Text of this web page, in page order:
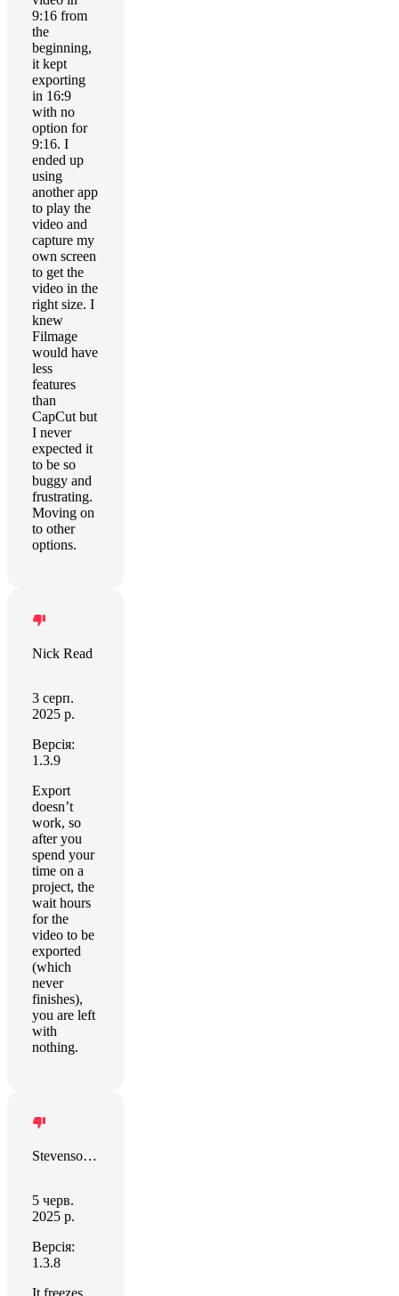
9:16 from
the
beginning,
it kept
exporting
in 16:9
with no
option for
9:16. I
ended up
using
another app
to play the
video and
capture my
own screen
to get the
video in the
right size. I
knew
Filmage
would have
less
features
than
CapCut but
I never
expected it
to be so
buggy and
frustrating.
Moving on
to other
options.
Nick Read
3 серп.
2025 р.
Версія:
1.3.9
Export
doesn’t
work, so
after you
spend your
time on a
project, the
wait hours
for the
video to be
exported
(which
never
finishes),
you are left
with
nothing.
Stevenson Ramirez
5 черв.
2025 р.
Версія:
1.3.8
It freezes